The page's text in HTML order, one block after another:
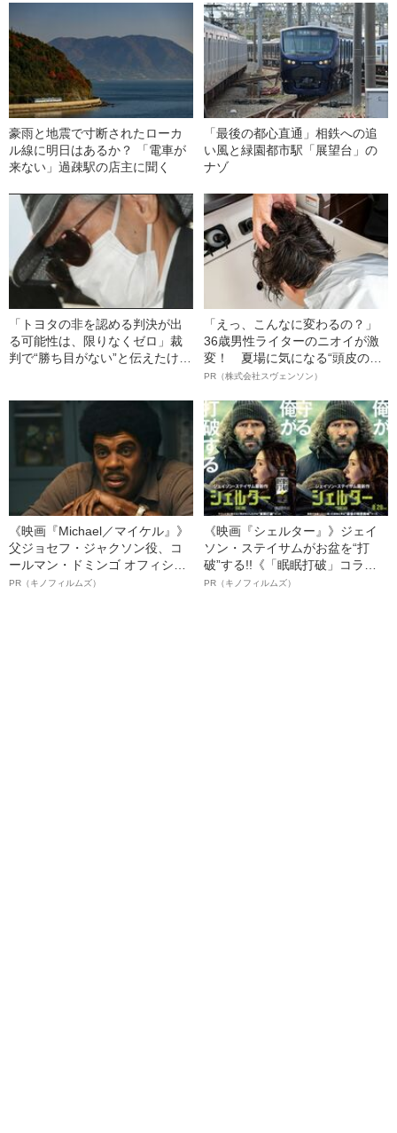
豪雨と地震で寸断されたローカ
ル線に明日はあるか？ 「電車が
来ない」過疎駅の店主に聞く
「最後の都心直通」相鉄への追
い風と緑園都市駅「展望台」の
ナゾ
「トヨタの非を認める判決が出
る可能性は、限りなくゼロ」裁
判で“勝ち目がない”と伝えたけれ
の葛藤」
「えっ、こんなに変わるの？」
36歳男性ライターのニオイが激
変！ 夏場に気になる“頭皮のニ
オイ”や“ベタつき”を解消す
ト”が生み出した徹底ケアとは
PR（株式会社スヴェンソン）
《映画『Michael／マイケル』》
父ジョセフ・ジャクソン役、コ
ールマン・ドミンゴ オフィシャ
ルインタビュー“観客を魅了した
PR（キノフィルムズ）
《映画『シェルター』》ジェイ
ソン・ステイサムがお盆を“打
破”する!!《「眠眠打破」コラ
ボ》
PR（キノフィルムズ）